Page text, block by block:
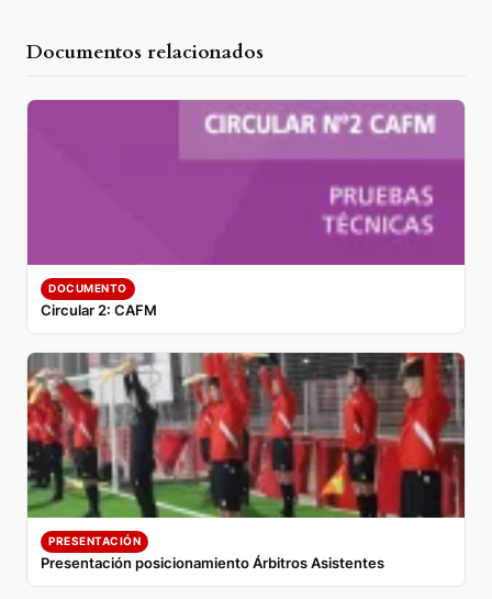
Documentos relacionados
DOCUMENTO
Circular 2: CAFM
PRESENTACIÓN
Presentación posicionamiento Árbitros Asistentes